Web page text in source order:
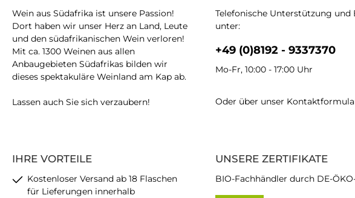
Telefonische Unterstützung und
unter:
+49 (0)8192 - 9337370
Mo-Fr, 10:00 - 17:00 Uhr
Oder über unser
IHRE VORTEILE
Kostenloser Versand ab 18 Flaschen
für Lieferungen innerhalb
Wein aus Südafrika ist unsere Passion!
Dort haben wir unser Herz an Land, Leute
und den südafrikanischen Wein verloren!
Mit ca. 1300 Weinen aus allen
Anbaugebieten Südafrikas bilden wir
dieses spektakuläre Weinland am Kap ab.
Lassen auch Sie sich verzaubern!
UNSERE ZERTIFIKATE
BIO-Fachhändler durch DE-